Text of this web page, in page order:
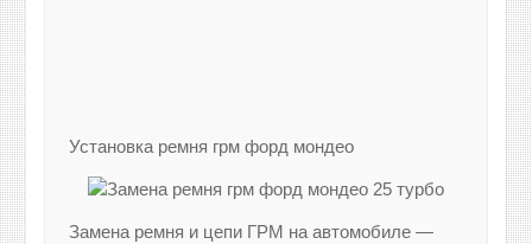
Установка ремня грм форд мондео
Замена ремня и цепи ГРМ на автомобиле —